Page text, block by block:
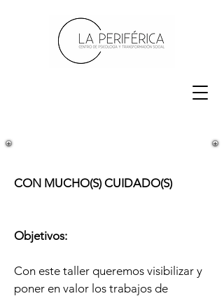
CON MUCHO(S) CUIDADO(S)
Objetivos:
Con este taller queremos visibilizar y
poner en valor los trabajos de